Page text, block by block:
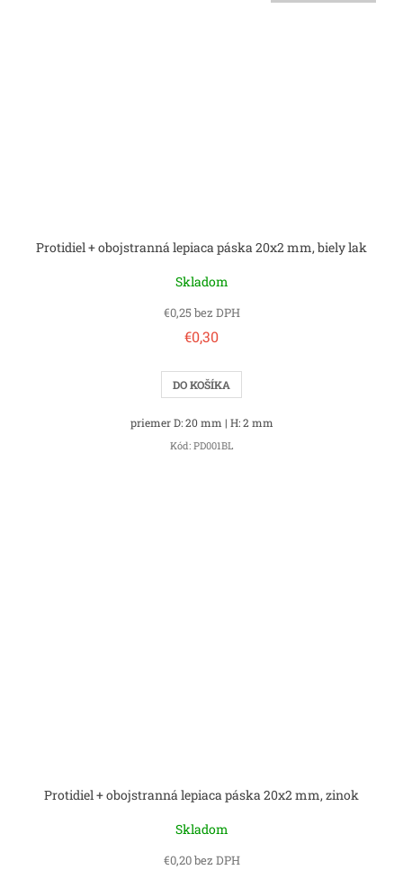
Protidiel + obojstranná lepiaca páska 20x2 mm, biely lak
Skladom
€0,25 bez DPH
€0,30
DO KOŠÍKA
priemer D: 20 mm | H: 2 mm
Kód: PD001BL
Protidiel + obojstranná lepiaca páska 20x2 mm, zinok
Skladom
€0,20 bez DPH